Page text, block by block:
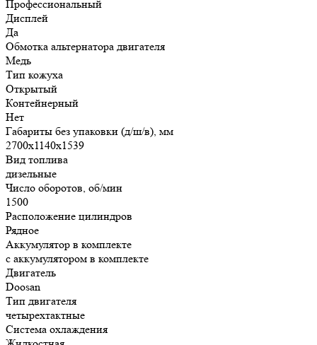
Профессиональный
Дисплей
Да
Обмотка альтернатора двигателя
Медь
Тип кожуха
Открытый
Контейнерный
Нет
Габариты без упаковки (д/ш/в), мм
2700х1140х1539
Вид топлива
дизельные
Число оборотов, об/мин
1500
Расположение цилиндров
Рядное
Аккумулятор в комплекте
с аккумулятором в комплекте
Двигатель
Doosan
Тип двигателя
четырехтактные
Система охлаждения